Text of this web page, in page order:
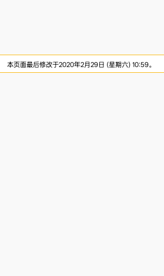
本页面最后修改于2020年2月29日 (星期六) 10:59。